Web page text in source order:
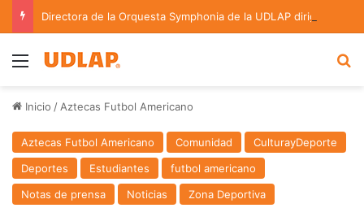
Menu
Inicio / Aztecas Futbol Americano
Aztecas Futbol Americano Comunidad
CulturayDeporte
Deportes
Estudiantes
futbol americano
Notas de prensa
Noticias Zona Deportiva